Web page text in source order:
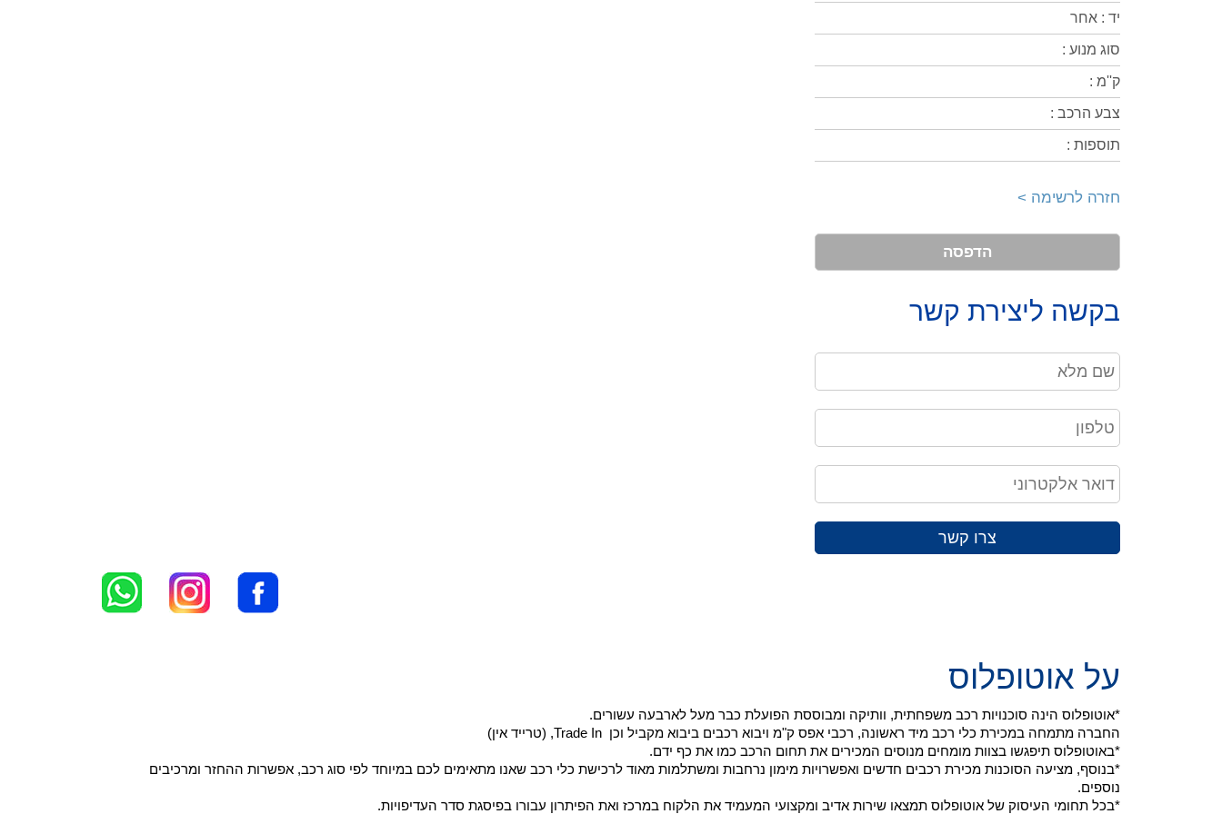
יד : אחר
סוג מנוע :
ק''מ :
צבע הרכב :
תוספות :
חזרה לרשימה >
הדפסה
בקשה ליצירת קשר
צרו קשר
על אוטופלוס
*אוטופלוס הינה סוכנויות רכב משפחתית, וותיקה ומבוססת הפועלת כבר מעל לארבעה עשורים.
החברה מתמחה במכירת כלי רכב מיד ראשונה, רכבי אפס ק"מ ויבוא רכבים ביבוא מקביל וכן Trade In, (טרייד אין)
*באוטופלוס תיפגשו בצוות מומחים מנוסים המכירים את תחום הרכב כמו את כף ידם.
*בנוסף, מציעה הסוכנות מכירת רכבים חדשים ואפשרויות מימון נרחבות ומשתלמות מאוד לרכישת כלי רכב שאנו מתאימים לכם במיוחד לפי סוג רכב, אפשרות ההחזר ומרכיבים
נוספים.
*בכל תחומי העיסוק של אוטופלוס תמצאו שירות אדיב ומקצועי המעמיד את הלקוח במרכז ואת הפיתרון עבורו בפיסגת סדר העדיפויות.